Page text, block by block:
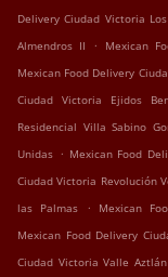
Delivery Ciudad Victoria
Almendros II
. Mexican
Mexican Food Delivery
Ciudad Victoria Ejidos
Residencial Villa Sabino
Unidas . Mexican Food
Ciudad Victoria Revolución
las Palmas
. Mexican
Mexican Food Delivery
Ciudad Victoria Valle Aztlán